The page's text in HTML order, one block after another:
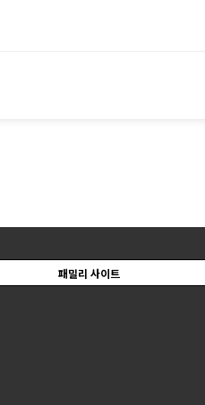
패밀리 사이트